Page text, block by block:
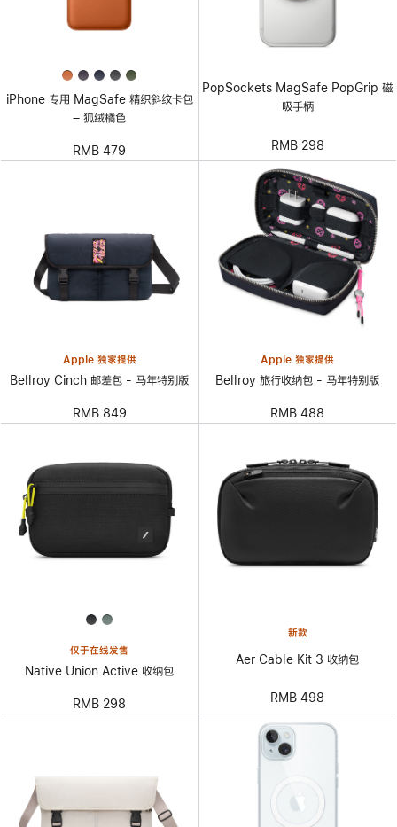
iPhone 专用 MagSafe 精织斜纹卡包
– 狐绒橘色
RMB 479
PopSockets MagSafe PopGrip 磁
吸手柄
RMB 298
Apple 独家提供
Bellroy Cinch 邮差包 - 马年特别版
RMB 849
Apple 独家提供
Bellroy 旅行收纳包 - 马年特别版
RMB 488
仅于在线发售
Native Union Active 收纳包
RMB 298
新款
Aer Cable Kit 3 收纳包
RMB 498